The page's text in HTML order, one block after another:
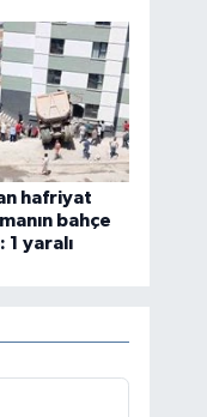
hafriyat
bahçe
1 yaralı